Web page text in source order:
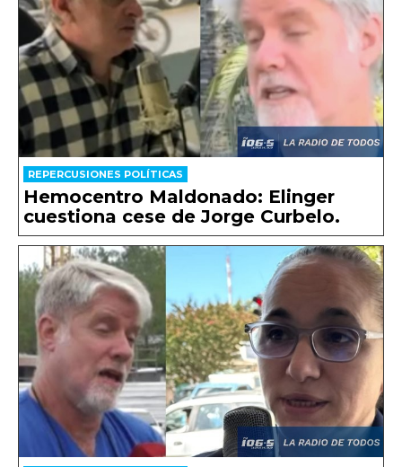
REPERCUSIONES POLÍTICAS
Hemocentro Maldonado: Elinger
cuestiona cese de Jorge Curbelo.